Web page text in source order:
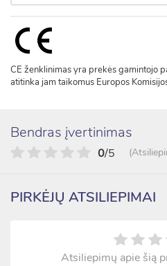
CE ženklinimas yra prekės gamintojo
atitinka jam taikomus Europos
Bendras įvertinimas
0/5
PIRKĖJŲ ATSILIEPIMAI
Atsiliepimų apie šią